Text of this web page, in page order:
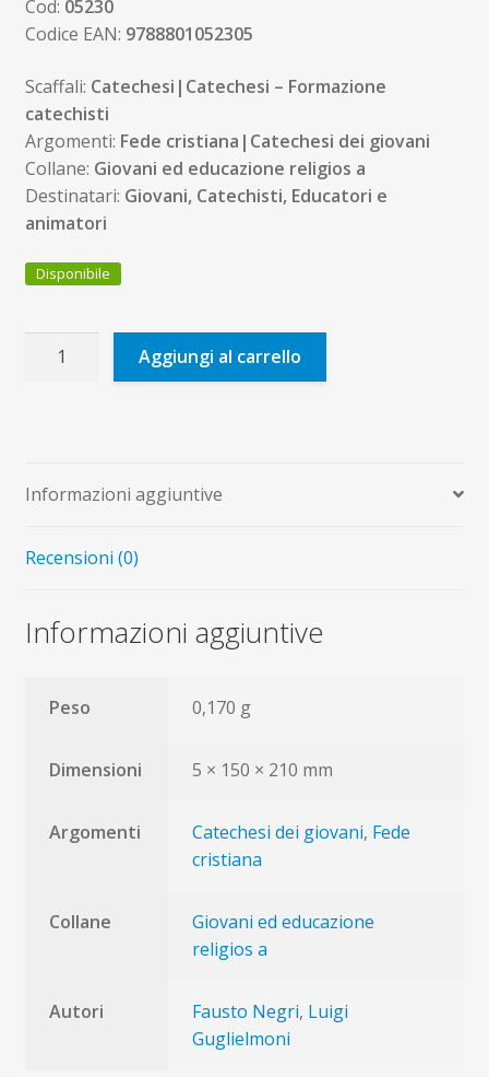
Cod: 05230
Codice EAN: 9788801052305
Scaffali: Catechesi|Catechesi – Formazione
catechisti
Argomenti: Fede cristiana|Catechesi dei giovani
Collane: Giovani ed educazione religios a
Destinatari: Giovani, Catechisti, Educatori e
animatori
Disponibile
Aggiungi al carrello
Informazioni aggiuntive
Recensioni (0)
Informazioni aggiuntive
Peso 0,170 g
Dimensioni 5 × 150 × 210 mm
Argomenti Catechesi dei giovani, Fede
cristiana
Collane
Giovani ed educazione
religios a
Autori Fausto Negri, Luigi
Guglielmoni